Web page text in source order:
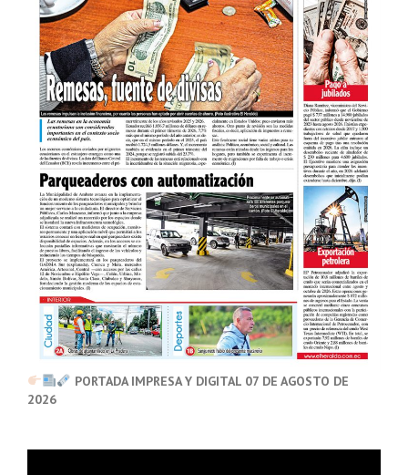
PORTADA IMPRESA Y DIGITAL 07 DE AGOSTO DE
2026